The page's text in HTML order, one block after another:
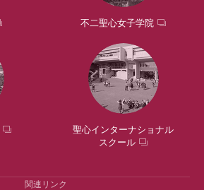
不二聖心女子学院
聖心インターナショナル
スクール
関連リンク